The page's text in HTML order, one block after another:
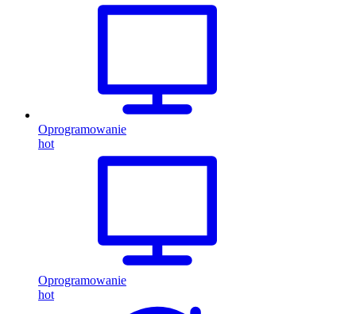
Oprogramowanie
hot
Oprogramowanie
hot